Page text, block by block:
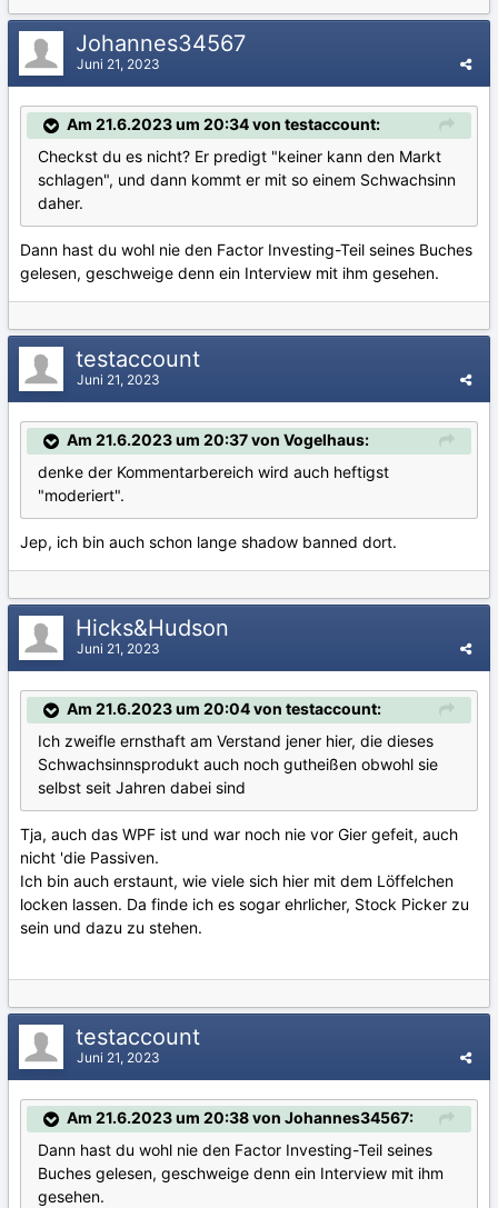
Johannes34567
Juni 21, 2023
Am 21.6.2023 um 20:34 von testaccount:
Checkst du es nicht? Er predigt "keiner kann den Markt
schlagen", und dann kommt er mit so einem Schwachsinn
daher.
Dann hast du wohl nie den Factor Investing-Teil seines Buches
gelesen, geschweige denn ein Interview mit ihm gesehen.
testaccount
Juni 21, 2023
Am 21.6.2023 um 20:37 von Vogelhaus:
denke der Kommentarbereich wird auch heftigst
"moderiert".
Jep, ich bin auch schon lange shadow banned dort.
Hicks&Hudson
Juni 21, 2023
Am 21.6.2023 um 20:04 von testaccount:
Ich zweifle ernsthaft am Verstand jener hier, die dieses
Schwachsinnsprodukt auch noch gutheißen obwohl sie
selbst seit Jahren dabei sind
Tja, auch das WPF ist und war noch nie vor Gier gefeit, auch
nicht 'die Passiven.
Ich bin auch erstaunt, wie viele sich hier mit dem Löffelchen
locken lassen. Da finde ich es sogar ehrlicher, Stock Picker zu
sein und dazu zu stehen.
testaccount
Juni 21, 2023
Am 21.6.2023 um 20:38 von Johannes34567:
Dann hast du wohl nie den Factor Investing-Teil seines
Buches gelesen, geschweige denn ein Interview mit ihm
gesehen.